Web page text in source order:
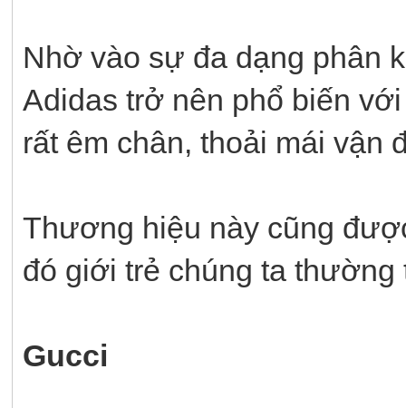
Nhờ vào sự đa dạng phân
Adidas trở nên phổ biến
rất êm chân, thoải mái vận
Thương hiệu này cũng
đó giới trẻ chúng ta
Gucci